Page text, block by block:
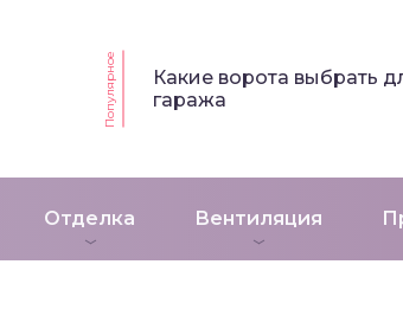
Популярное
Какие ворота выбрать
гаража
Отделка Вентиляция